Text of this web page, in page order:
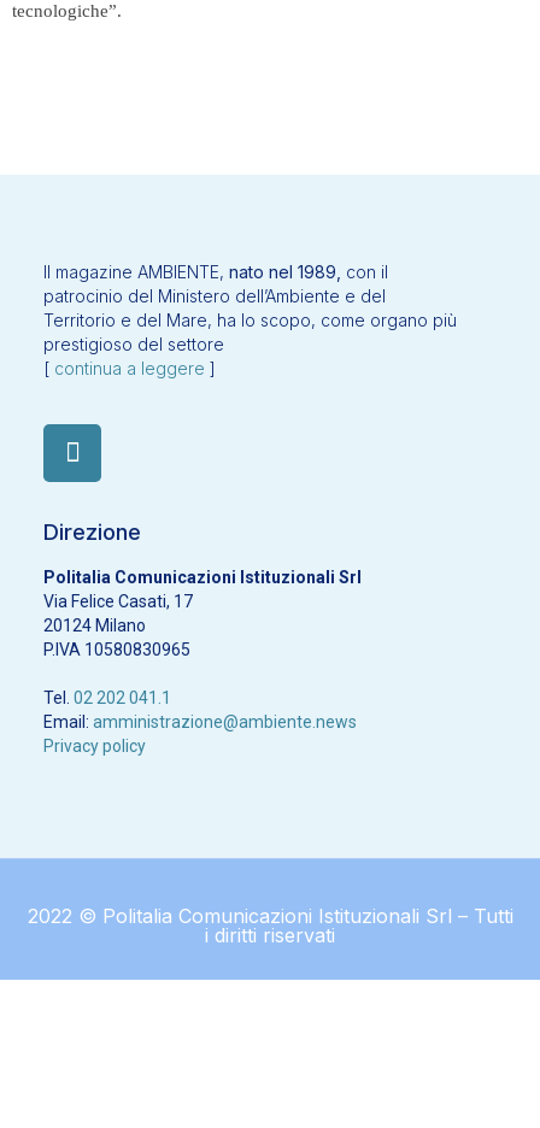
tecnologiche”.
Il magazine AMBIENTE, nato nel 1989, con il
patrocinio del Ministero dell’Ambiente e del
Territorio e del Mare, ha lo scopo, come organo più
prestigioso del settore
[ continua a leggere ]
Direzione
Politalia Comunicazioni Istituzionali Srl
Via Felice Casati, 17
20124 Milano
P.IVA 10580830965
Tel. 02 202 041.1
Email: amministrazione@ambiente.news
Privacy policy
2022 © Politalia Comunicazioni Istituzionali Srl – Tutti
i diritti riservati